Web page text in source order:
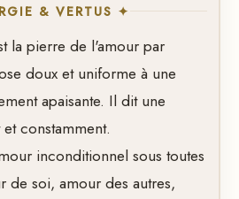
& VERTUS ✦
la pierre de l'amour par
doux et uniforme à une
apaisante. Il dit une
constamment.
inconditionnel sous toutes
de soi, amour des autres,